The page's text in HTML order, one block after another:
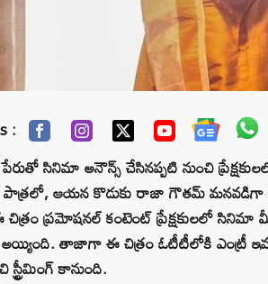
:
సినిమా అనౌన్స్ చేసినప్పటి నుంచి
పాత్రలో, ఆయన కొడుకు రాజా గౌతమ్
ప్రమోషనల్ కంటెంట్ ప్రేక్షకులలో
తాజాగా ఈ చిత్రం ఓటీటీలోకి ఎంట్రీ
కానుంది.